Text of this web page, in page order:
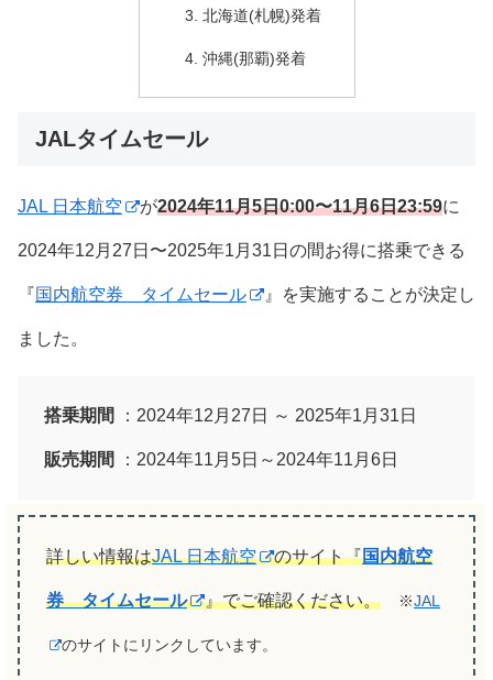
北海道(札幌)発着
沖縄(那覇)発着
JALタイムセール
JAL 日本航空 が2024年11月5日0:00〜11月6日23:59に
2024年12月27日〜2025年1月31日の間お得に搭乗できる
『国内航空券 タイムセール 』を実施することが決定し
ました。
搭乗期間 ：2024年12月27日 ～ 2025年1月31日
販売期間 ：2024年11月5日～2024年11月6日
詳しい情報はJAL 日本航空 のサイト『国内航空
券 タイムセール 』でご確認ください。 ※JAL
のサイトにリンクしています。